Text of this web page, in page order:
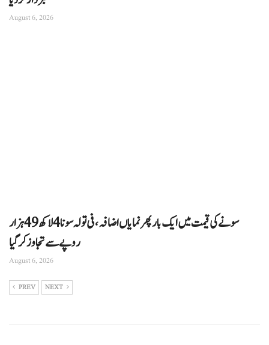
August 6, 2026
سونے کی قیمت میں ایک بار پھر نمایاں اضافہ، فی تولہ سونا 4 لاکھ 49 ہزار
روپے سے تجاوز کرگیا
August 6, 2026
PREV NEXT